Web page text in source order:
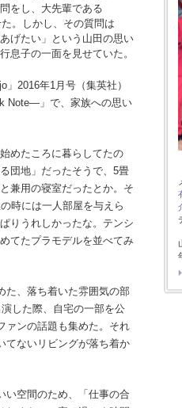
をし、大先輩である
。しかし、その質問は
げたい」という山田の思い
息子の一面を見せていた。
2016年1月号（集英社）
Note―」で、家族への思い
めたころに暮らしてたの
団地」だったそうで、5畳
兼用の寝室だったとか。そ
時には一人部屋を与えら
りうれしかったな。テンシ
てたプラモデルを並べてみ
た、落ち着いた雰囲気の部
した際、自宅の一部を公
ァンの話題も集めた。それ
てないリビングが落ち着か
い空間のため、「仕事の合